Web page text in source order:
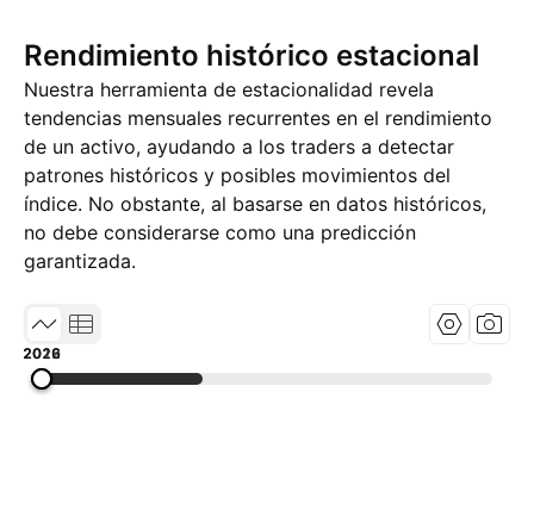
Rendimiento histórico estacional
Nuestra herramienta de estacionalidad revela
tendencias mensuales recurrentes en el rendimiento
de un activo, ayudando a los traders a detectar
patrones históricos y posibles movimientos del
índice. No obstante, al basarse en datos históricos,
no debe considerarse como una predicción
garantizada.
2012
2019
2026